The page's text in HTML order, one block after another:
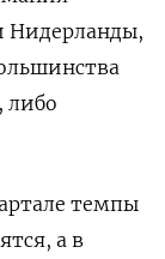
Нидерланды,
либо
темпы
а в